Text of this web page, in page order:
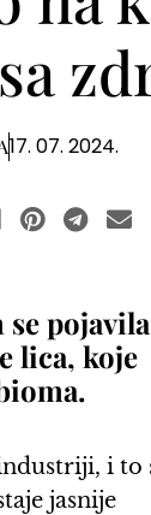
17. 07. 2024.
pojavila
lica, koje
i to
jasnije